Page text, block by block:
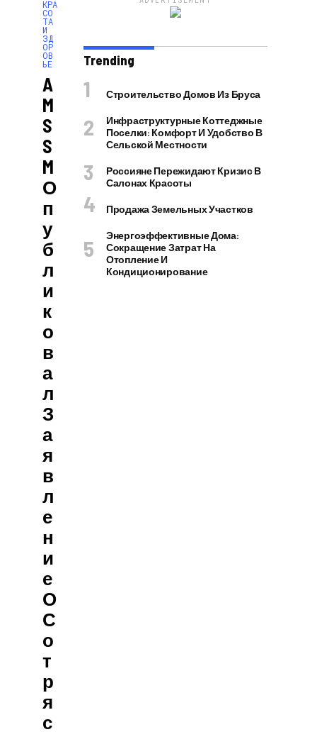
КРА
СО
ТА
И
ЗД
ОР
ОВ
ЬЕ
A
M
S
S
M
О
П
У
Б
Л
И
К
О
В
А
Л
З
А
Я
В
Л
Е
Н
И
Е
О
С
О
Т
Р
Я
С
Trending
Строительство Домов Из Бруса
Инфраструктурные Коттеджные
Поселки: Комфорт И Удобство В
Сельской Местности
Россияне Пережидают Кризис В
Салонах Красоты
Продажа Земельных Участков
Энергоэффективные Дома:
Сокращение Затрат На
Отопление И
Кондиционирование